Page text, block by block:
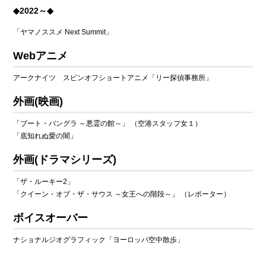
◆2022～◆
「ヤマノススメ Next Summit」
Webアニメ
アークナイツ スピンオフショートアニメ「リー探偵事務所」
外画(映画)
「ブート・バングラ ～悪霊の館～」 （空港スタッフ女１）
「底知れぬ愛の闇」
外画(ドラマシリーズ)
「ザ・ルーキー2」
「クイーン・オブ・ザ・サウス ～女王への階段～」 （レポーター）
ボイスオーバー
ナショナルジオグラフィック「ヨーロッパ空中散歩」